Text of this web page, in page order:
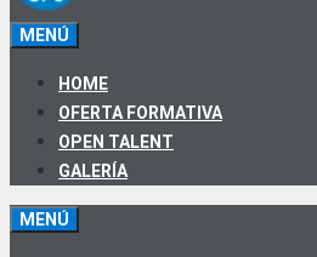
MENÚ
HOME
OFERTA FORMATIVA
OPEN TALENT
GALERÍA
MENÚ